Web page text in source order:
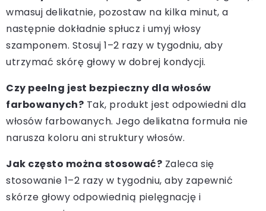
wmasuj delikatnie, pozostaw na kilka minut, a
następnie dokładnie spłucz i umyj włosy
szamponem. Stosuj 1–2 razy w tygodniu, aby
utrzymać skórę głowy w dobrej kondycji.
Czy peelng jest bezpieczny dla włosów
farbowanych? Tak, produkt jest odpowiedni dla
włosów farbowanych. Jego delikatna formuła nie
narusza koloru ani struktury włosów.
Jak często można stosować? Zaleca się
stosowanie 1–2 razy w tygodniu, aby zapewnić
skórze głowy odpowiednią pielęgnację i